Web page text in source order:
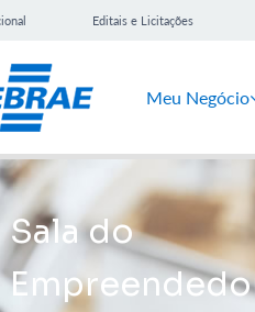
Editais e Licitações
Meu Negócio
Sala do